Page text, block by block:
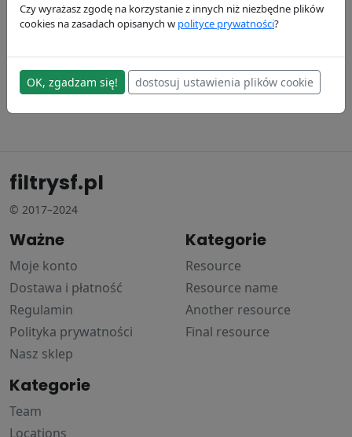
Wkład Filtra Ad
121.83 zł
filtrysf.pl
© 2017–2024
Ważne
Moje konto
Dostawa i płatność
Regulamin
Polityka prywatności
Nasz sklep
Kategorie
Resource
Resource name
Another resource
Final resource
Kategorie
Team
Locations
Czy wyrażasz zgodę na korzystanie z innych niż niezbędne plików
cookies na zasadach opisanych w polityce prywatności?
OK, zgadzam się! dostosuj ustawienia plików cookie